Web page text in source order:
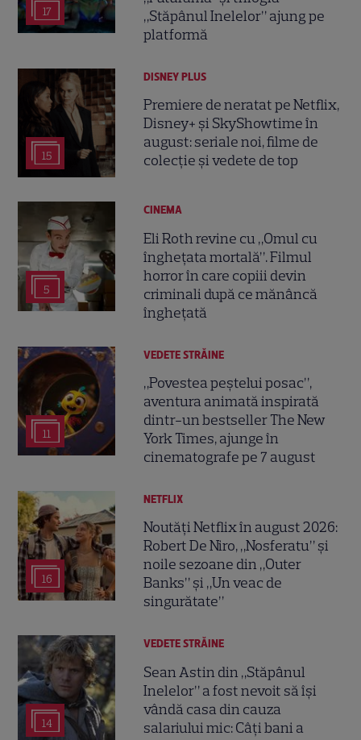
17
„Stăpânul Inelelor” ajung pe
platformă
15
DISNEY PLUS
Premiere de neratat pe Netflix,
Disney+ și SkyShowtime în
august: seriale noi, filme de
colecție și vedete de top
5
CINEMA
Eli Roth revine cu „Omul cu
înghețata mortală”. Filmul
horror în care copiii devin
criminali după ce mănâncă
înghețată
11
VEDETE STRĂINE
„Povestea peștelui posac”,
aventura animată inspirată
dintr-un bestseller The New
York Times, ajunge în
cinematografe pe 7 august
16
NETFLIX
Noutăți Netflix în august 2026:
Robert De Niro, „Nosferatu” și
noile sezoane din „Outer
Banks” și „Un veac de
singurătate”
14
VEDETE STRĂINE
Sean Astin din „Stăpânul
Inelelor” a fost nevoit să își
vândă casa din cauza
salariului mic: Câți bani a